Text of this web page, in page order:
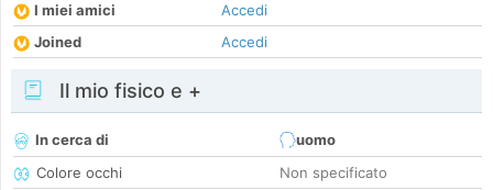
I miei amici
Accedi
Joined
Accedi
Il mio fisico e +
In cerca di
uomo
Colore occhi
Non specificato